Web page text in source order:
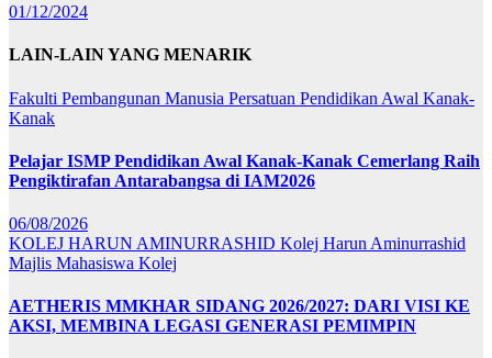
01/12/2024
LAIN-LAIN YANG MENARIK
Fakulti Pembangunan Manusia Persatuan Pendidikan Awal Kanak-
Kanak
Pelajar ISMP Pendidikan Awal Kanak-Kanak Cemerlang Raih
Pengiktirafan Antarabangsa di IAM2026
06/08/2026
KOLEJ HARUN AMINURRASHID Kolej Harun Aminurrashid
Majlis Mahasiswa Kolej
AETHERIS MMKHAR SIDANG 2026/2027: DARI VISI KE
AKSI, MEMBINA LEGASI GENERASI PEMIMPIN